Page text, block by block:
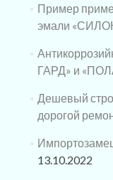
Пример
эмали
ГАРД» и
Дешевый
дорогой
13.10.2022